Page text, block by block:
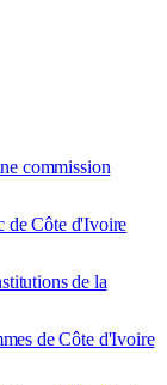
commission
de Côte d'Ivoire
de la
de Côte d'Ivoire